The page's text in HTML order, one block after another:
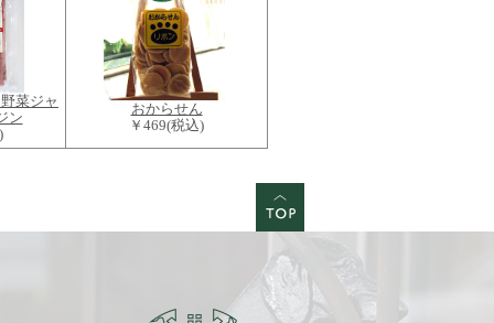
菜ジャ
ン
おからせん
￥469(税込)